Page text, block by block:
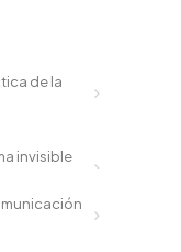
de la
invisible